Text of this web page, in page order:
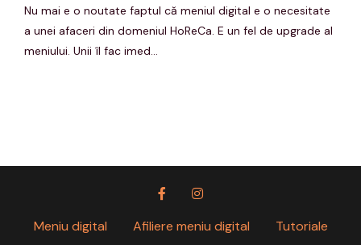
Nu mai e o noutate faptul că meniul digital e o necesitate
a unei afaceri din domeniul HoReCa. E un fel de upgrade al
meniului. Unii îl fac imed...
Meniu digital Afiliere meniu digital
Tutoriale